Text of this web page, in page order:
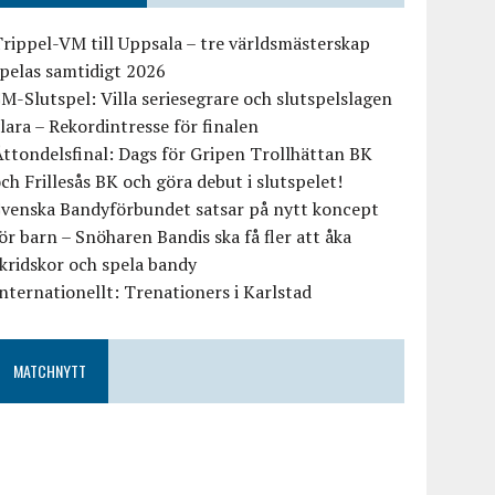
VM till Uppsala – tre världsmästerskap
samtidigt 2026
Slutspel: Villa seriesegrare och slutspelslagen
– Rekordintresse för finalen
Dags för Gripen Trollhättan BK
Frillesås BK och göra debut i slutspelet!
Bandyförbundet satsar på nytt koncept
barn – Snöharen Bandis ska få fler att åka
och spela bandy
Trenationers i Karlstad
MATCHNYTT